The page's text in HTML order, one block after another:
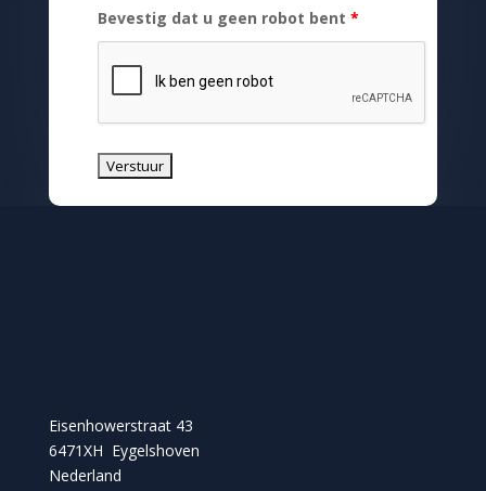
Bevestig dat u geen robot bent *
Eisenhowerstraat 43
6471XH Eygelshoven
Nederland